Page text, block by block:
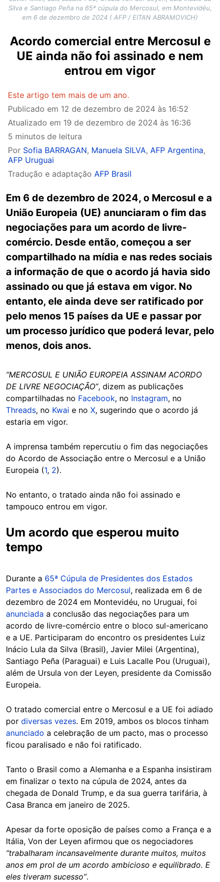
Silva e Santiago Peña na 65ª cúpula do Mercosul, em Montevidéu,
em 6 de dezembro de 2024 ( AFP / EITAN ABRAMOVICH)
Acordo comercial entre Mercosul e
UE ainda não foi assinado e nem
entrou em vigor
Este artigo tem mais de um ano.
Publicado em 12 de dezembro de 2024 às 16:52
Atualizado em 19 de dezembro de 2024 às 16:36
5 minutos de leitura
Por Sofia BARRAGAN, Manuela SILVA, AFP Argentina,
AFP Uruguai
Tradução e adaptação AFP Brasil
Em 6 de dezembro de 2024, o Mercosul e a
União Europeia (UE) anunciaram o fim das
negociações para um acordo de livre-
comércio. Desde então, começou a ser
compartilhado na mídia e nas redes sociais
a informação de que o acordo já havia sido
assinado ou que já estava em vigor. No
entanto, ele ainda deve ser ratificado por
pelo menos 15 países da UE e passar por
um processo jurídico que poderá levar, pelo
menos, dois anos.
“MERCOSUL E UNIÃO EUROPEIA ASSINAM ACORDO
DE LIVRE NEGOCIAÇÃO”, dizem as publicações
compartilhadas no Facebook, no Instagram, no
Threads, no Kwai e no X, sugerindo que o acordo já
estaria em vigor.
A imprensa também repercutiu o fim das negociações
do Acordo de Associação entre o Mercosul e a União
Europeia (1, 2).
No entanto, o tratado ainda não foi assinado e
tampouco entrou em vigor.
Um acordo que esperou muito
tempo
Durante a 65ª Cúpula de Presidentes dos Estados
Partes e Associados do Mercosul, realizada em 6 de
dezembro de 2024 em Montevidéu, no Uruguai, foi
anunciada a conclusão das negociações para um
acordo de livre-comércio entre o bloco sul-americano
e a UE. Participaram do encontro os presidentes Luiz
Inácio Lula da Silva (Brasil), Javier Milei (Argentina),
Santiago Peña (Paraguai) e Luis Lacalle Pou (Uruguai),
além de Ursula von der Leyen, presidente da Comissão
Europeia.
O tratado comercial entre o Mercosul e a UE foi adiado
por diversas vezes. Em 2019, ambos os blocos tinham
anunciado a celebração de um pacto, mas o processo
ficou paralisado e não foi ratificado.
Tanto o Brasil como a Alemanha e a Espanha insistiram
em finalizar o texto na cúpula de 2024, antes da
chegada de Donald Trump, e da sua guerra tarifária, à
Casa Branca em janeiro de 2025.
Apesar da forte oposição de países como a França e a
Itália, Von der Leyen afirmou que os negociadores
“trabalharam incansavelmente durante muitos, muitos
anos em prol de um acordo ambicioso e equilibrado. E
eles tiveram sucesso”.